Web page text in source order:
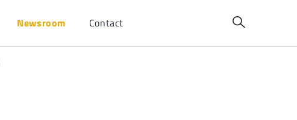
Newsroom Contact